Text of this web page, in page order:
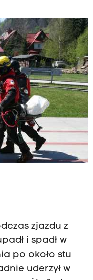
zjazdu z
i spadł w
po około stu
uderzył w